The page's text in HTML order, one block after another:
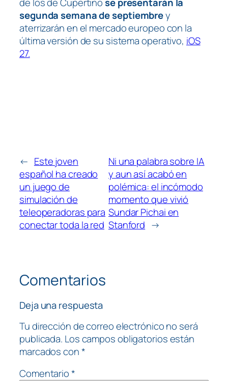
de los de Cupertinose presentarán la
segunda semana de septiembrey
aterrizarán en el mercado europeo con la
última versión de su sistema operativo, iOS
27.
← Este joven
español ha creado
un juego de
simulación de
teleoperadoras para
conectar toda la red
Ni una palabra sobre IA
y aun así acabó en
polémica: el incómodo
momento que vivió
Sundar Pichai en
Stanford →
Comentarios
Deja una respuesta
Tu dirección de correo electrónico no será
publicada. Los campos obligatorios están
marcados con*
Comentario*